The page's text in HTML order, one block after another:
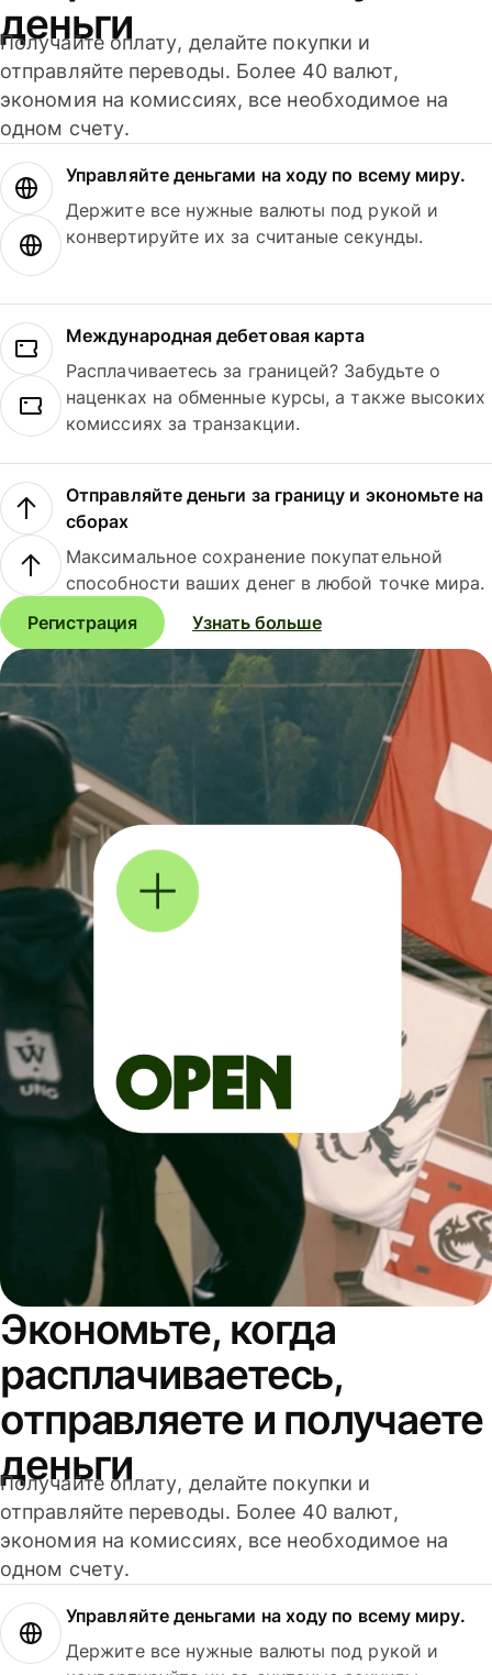
деньги
Получайте оплату, делайте покупки и
отправляйте переводы. Более 40 валют,
экономия на комиссиях, все необходимое на
одном счету.
Управляйте деньгами на ходу по всему миру.
Держите все нужные валюты под рукой и
конвертируйте их за считаные секунды.
Международная дебетовая карта
Расплачиваетесь за границей? Забудьте о
наценках на обменные курсы, а также высоких
комиссиях за транзакции.
Отправляйте деньги за границу и экономьте на
сборах
Максимальное сохранение покупательной
способности ваших денег в любой точке мира.
Регистрация
Узнать больше
Экономьте, когда
расплачиваетесь,
отправляете и получаете
деньги
Получайте оплату, делайте покупки и
отправляйте переводы. Более 40 валют,
экономия на комиссиях, все необходимое на
одном счету.
Управляйте деньгами на ходу по всему миру.
Держите все нужные валюты под рукой и